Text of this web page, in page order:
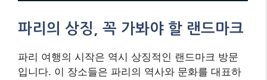
파리의 상징, 꼭 가봐야 할 랜드마크
파리 여행의 시작은 역시 상징적인 랜드마크 방문
입니다. 이 장소들은 파리의 역사와 문화를 대표하